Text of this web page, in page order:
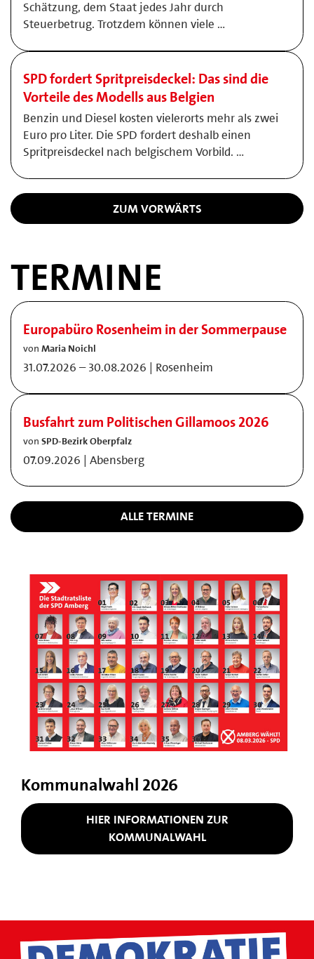
Schätzung, dem Staat jedes Jahr durch
Steuerbetrug. Trotzdem können viele …
SPD fordert Spritpreisdeckel: Das sind die
Vorteile des Modells aus Belgien
Benzin und Diesel kosten vielerorts mehr als zwei
Euro pro Liter. Die SPD fordert deshalb einen
Spritpreisdeckel nach belgischem Vorbild. …
ZUM VORWÄRTS
TERMINE
Europabüro Rosenheim in der Sommerpause
von Maria Noichl
31.07.2026 – 30.08.2026 | Rosenheim
Busfahrt zum Politischen Gillamoos 2026
von SPD-Bezirk Oberpfalz
07.09.2026 | Abensberg
ALLE TERMINE
Kommunalwahl 2026
HIER INFORMATIONEN ZUR
KOMMUNALWAHL